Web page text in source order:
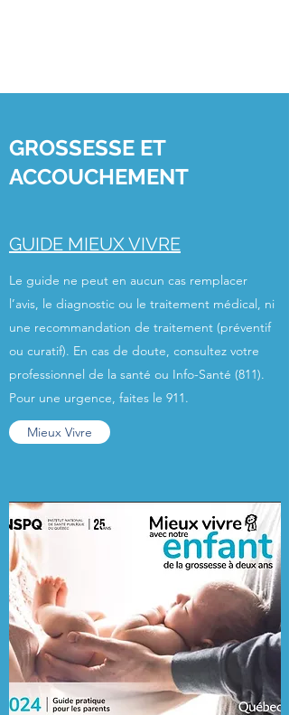
GROSSESSE ET
ACCOUCHEMENT
GUIDE MIEUX VIVRE
Le guide ne peut en aucun cas remplacer
l’avis, le diagnostic ou le traitement médical, ni
une recommandation de traitement (préventif
ou curatif). En cas de doute, consultez votre
professionnel de la santé ou Info-Santé (811).
Pour une urgence, faites le 911.
Mieux Vivre